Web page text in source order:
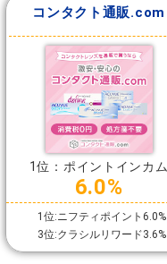
コンタクト通販.com
1位：ポイントインカム
6.0%
1位:ニフティポイント6.0%
3位:クラシルリワード3.6%